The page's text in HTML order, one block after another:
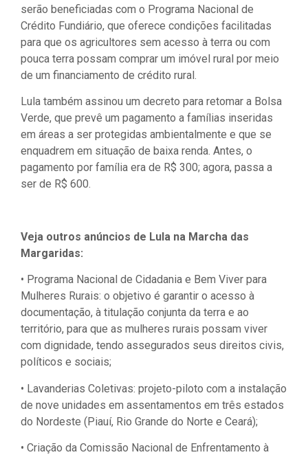
serão beneficiadas com o Programa Nacional de
Crédito Fundiário, que oferece condições facilitadas
para que os agricultores sem acesso à terra ou com
pouca terra possam comprar um imóvel rural por meio
de um financiamento de crédito rural.
Lula também assinou um decreto para retomar a Bolsa
Verde, que prevê um pagamento a famílias inseridas
em áreas a ser protegidas ambientalmente e que se
enquadrem em situação de baixa renda. Antes, o
pagamento por família era de R$ 300; agora, passa a
ser de R$ 600.
Veja outros anúncios de Lula na Marcha das
Margaridas:
• Programa Nacional de Cidadania e Bem Viver para
Mulheres Rurais: o objetivo é garantir o acesso à
documentação, à titulação conjunta da terra e ao
território, para que as mulheres rurais possam viver
com dignidade, tendo assegurados seus direitos civis,
políticos e sociais;
• Lavanderias Coletivas: projeto-piloto com a instalação
de nove unidades em assentamentos em três estados
do Nordeste (Piauí, Rio Grande do Norte e Ceará);
• Criação da Comissão Nacional de Enfrentamento à